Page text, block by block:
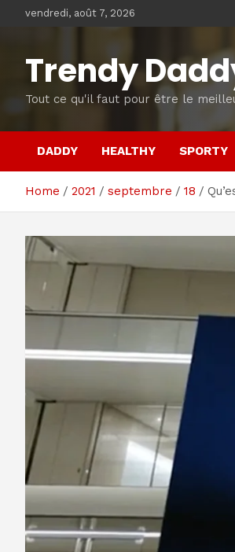
vendredi, août 7, 2026
Trendy
Tout ce qu'il faut pour être le
DADDY HEALTHY SPORTY
Home 2021 septembre 18